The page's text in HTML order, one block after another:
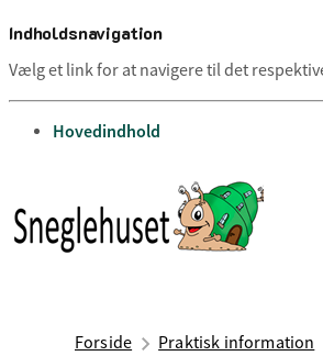
Indholdsnavigation
Vælg et link for at navigere til det
gå til
Hovedindhold
Forside Praktisk information